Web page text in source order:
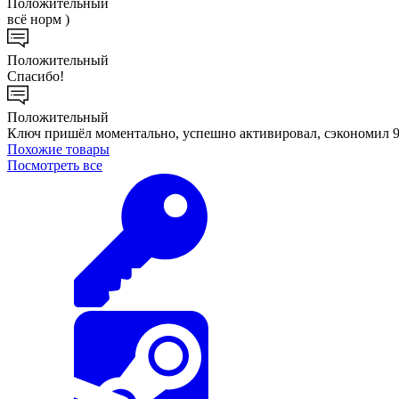
всё норм )
Положительный
Спасибо!
Положительный
Ключ пришёл моментально, успешно активировал, сэкономил
Похожие товары
Посмотреть все